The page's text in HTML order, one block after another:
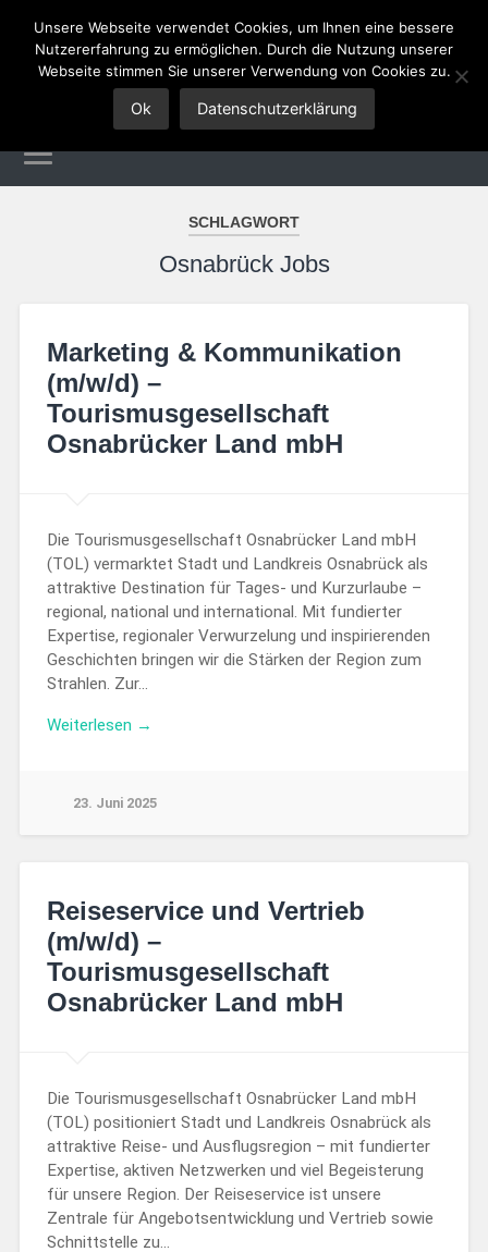
Tourismus Jobs
SCHLAGWORT
Osnabrück Jobs
Marketing & Kommunikation
(m/w/d) –
Tourismusgesellschaft
Osnabrücker Land mbH
Die Tourismusgesellschaft Osnabrücker Land mbH
(TOL) vermarktet Stadt und Landkreis Osnabrück als
attraktive Destination für Tages- und Kurzurlaube –
regional, national und international. Mit fundierter
Expertise, regionaler Verwurzelung und inspirierenden
Geschichten bringen wir die Stärken der Region zum
Strahlen. Zur…
Weiterlesen →
23. Juni 2025
Reiseservice und Vertrieb
(m/w/d) –
Tourismusgesellschaft
Osnabrücker Land mbH
Die Tourismusgesellschaft Osnabrücker Land mbH
(TOL) positioniert Stadt und Landkreis Osnabrück als
attraktive Reise- und Ausflugsregion – mit fundierter
Expertise, aktiven Netzwerken und viel Begeisterung
für unsere Region. Der Reiseservice ist unsere
Zentrale für Angebotsentwicklung und Vertrieb sowie
Schnittstelle zu…
Unsere Webseite verwendet Cookies, um Ihnen eine bessere
Nutzererfahrung zu ermöglichen. Durch die Nutzung unserer
Webseite stimmen Sie unserer Verwendung von Cookies zu.
Ok Datenschutzerklärung